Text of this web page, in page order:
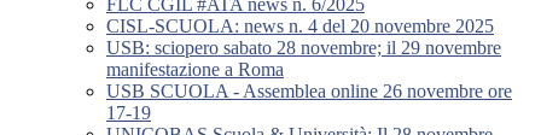
FLC CGIL #ATA news n. 6/2025
CISL-SCUOLA: news n. 4 del 20 novembre 2025
USB: sciopero sabato 28 novembre; il 29 novembre
manifestazione a Roma
USB SCUOLA - Assemblea online 26 novembre ore
17-19